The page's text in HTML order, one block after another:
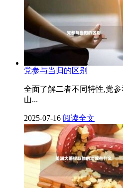
党参与当归的区别
全面了解二者不同特性,党
山...
2025-07-16 阅读全文